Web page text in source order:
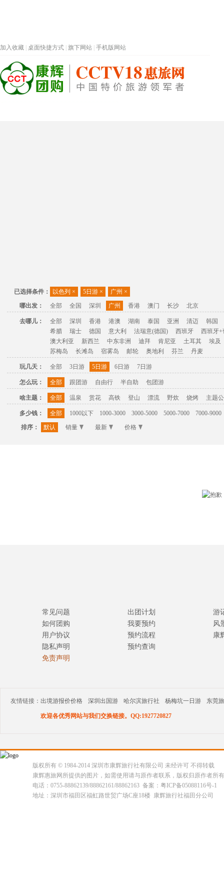
加入收藏 桌面快捷方式 旗下网站 手机版网站
已选择条件： 以色列 × 5日游 × 广州 ×
哪出发：
全部 全国 深圳 广州 香港 澳门 长沙 北京
去哪儿： 全部 深圳 香港 港澳 湖南 泰国 亚洲 清迈
韩国
希腊
瑞士 德国 意大利 法瑞意(德国) 西班牙
西班牙+
澳大利亚
新西兰 中东非洲 迪拜 肯尼亚 土耳其
埃及
苏梅岛
长滩岛 宿雾岛 邮轮 奥地利 芬兰 丹麦
玩几天： 全部 3日游 5日游 6日游 7日游
怎么玩： 全部 跟团游 自由行 半自助 包团游
啥主题： 全部 温泉 赏花 高铁 登山 漂流 野炊 烧烤 主题
多少钱： 全部 1000以下 1000-3000 3000-5000 5000-7000
7000-9000
排序：
默认 销量 最新 价格
常见问题
如何团购
用户协议
隐私声明
免责声明
出团计划
我要预约
预约流程
预约查询
游
风
康
友情链接： 出境游报价价格 深圳出国游 哈尔滨旅行社 杨梅坑一日游 东莞
欢迎各优秀网站与我们交换链接。QQ:1927720827
版权所有 © 1984-2014 深圳市康辉旅行社有限公司 未经许可 不得转载
康辉惠旅网所提供的图片，如需使用请与原作者联系，版权归原作者所
电话：0755-88862139/88862161/88862163 备案：粤ICP备05088116号-1
地址：深圳市福田区福虹路世贸广场C座18楼 康辉旅行社福田分公司